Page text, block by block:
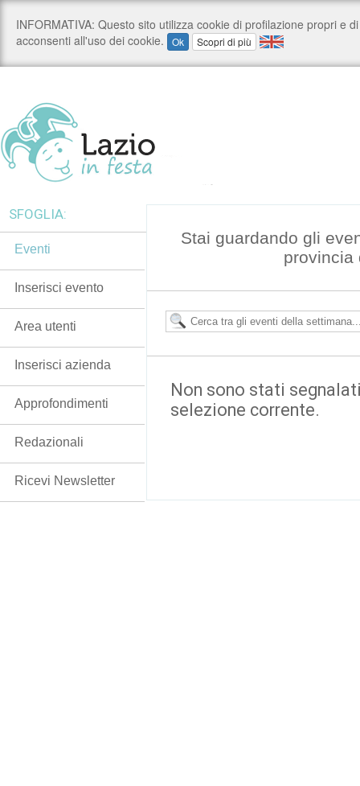
Stai guardando gli
provincia
Non sono stati
selezione corrente.
SFOGLIA:
Eventi
Inserisci evento
Area utenti
Inserisci azienda
Approfondimenti
Redazionali
Ricevi Newsletter